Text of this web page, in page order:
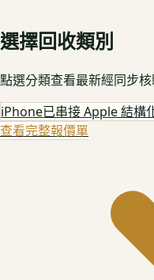
選擇回收類別
點選分類查看最新經同步
iPhone已串接 Apple 結構
查看完整報價單